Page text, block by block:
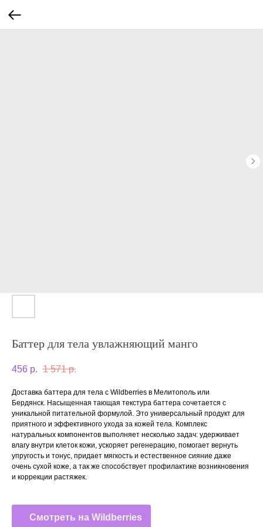
Баттер для тела увлажняющий манго
456 р. 1 571 р.
Доставка баттера для тела с Wildberries в Мелитополь или
Бердянск. Насыщенная тающая текстура баттера сочетается с
уникальной питательной формулой. Это универсальный продукт для
приятного и эффективного ухода за кожей тела. Комплекс
натуральных компонентов выполняет несколько задач: удерживает
влагу внутри клеток кожи, ускоряет регенерацию, помогает вернуть
упругость и тонус, придает мягкость и естественное сияние даже
очень сухой коже, а так же способствует профилактике возникновения
и коррекции растяжек.
Смотреть на Wildberries